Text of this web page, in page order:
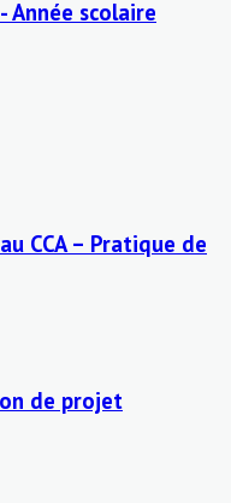
Année scolaire
CCA – Pratique de
de projet